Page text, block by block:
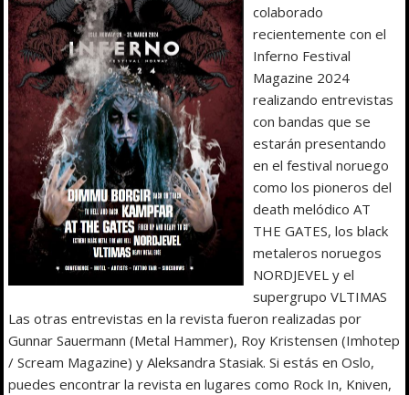
colaborado
recientemente con el
Inferno Festival
Magazine 2024
realizando entrevistas
con bandas que se
estarán presentando
en el festival noruego
como los pioneros del
death melódico AT
THE GATES, los black
metaleros noruegos
NORDJEVEL y el
supergrupo VLTIMAS
Las otras entrevistas en la revista fueron realizadas por
Gunnar Sauermann (Metal Hammer), Roy Kristensen (Imhotep
/ Scream Magazine) y Aleksandra Stasiak. Si estás en Oslo,
puedes encontrar la revista en lugares como Rock In, Kniven,